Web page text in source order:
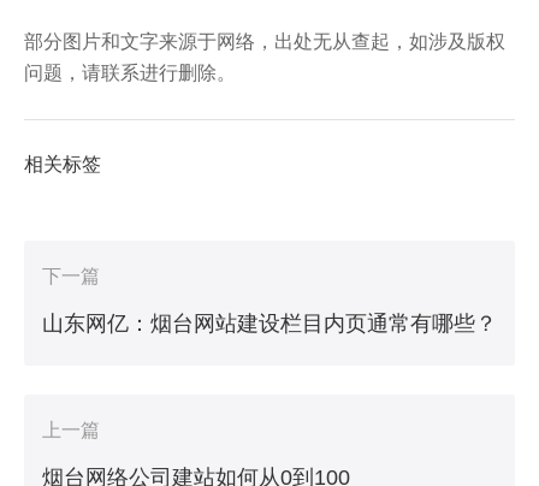
部分图片和文字来源于网络，出处无从查起，如涉及版权
问题，请联系进行删除。
相关标签
下一篇
山东网亿：烟台网站建设栏目内页通常有哪些？
上一篇
烟台网络公司建站如何从0到100